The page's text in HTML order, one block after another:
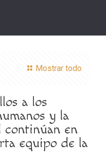
Mostrar todo
a los
y la
continúan en
equipo de la